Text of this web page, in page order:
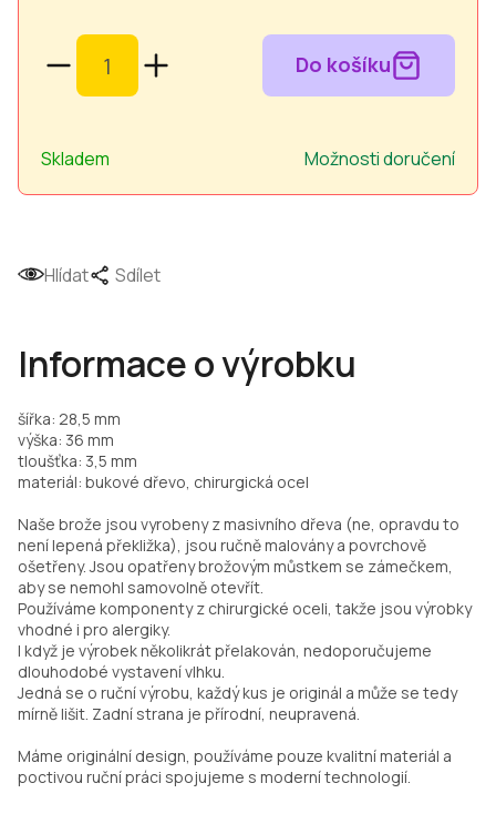
Hlídat Sdílet
Skladem Možnosti doručení
Informace o výrobku
šířka: 28,5 mm
výška: 36 mm
tloušťka: 3,5 mm
materiál: bukové dřevo, chirurgická ocel
Naše brože jsou vyrobeny z masivního dřeva (ne, opravdu to
není lepená překližka), jsou ručně malovány a povrchově
ošetřeny. Jsou opatřeny brožovým můstkem se zámečkem,
aby se nemohl samovolně otevřít.
Používáme komponenty z chirurgické oceli, takže jsou výrobky
vhodné i pro alergiky.
I když je výrobek několikrát přelakován, nedoporučujeme
dlouhodobé vystavení vlhku.
Jedná se o ruční výrobu, každý kus je originál a může se tedy
mírně lišit. Zadní strana je přírodní, neupravená.
Máme originální design, používáme pouze kvalitní materiál a
poctivou ruční práci spojujeme s moderní technologií.